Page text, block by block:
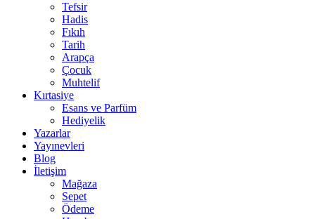
Tefsir
Hadis
Fıkıh
Tarih
Arapça
Çocuk
Muhtelif
Kırtasiye
Esans ve Parfüm
Hediyelik
Yazarlar
Yayınevleri
Blog
İletişim
Mağaza
Sepet
Ödeme